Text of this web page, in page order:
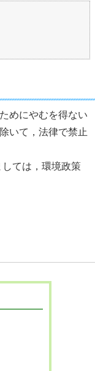
めにやむを得ない
いて，法律で禁止
ては，環境政策